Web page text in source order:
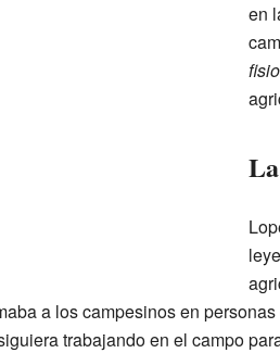
en
a los campesinos en
trabajando en el campo